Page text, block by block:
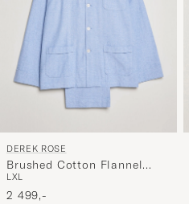
DEREK ROSE
Brushed Cotton Flannel
Herringbone Pyjama Set
Blue
LXL
2 499,-